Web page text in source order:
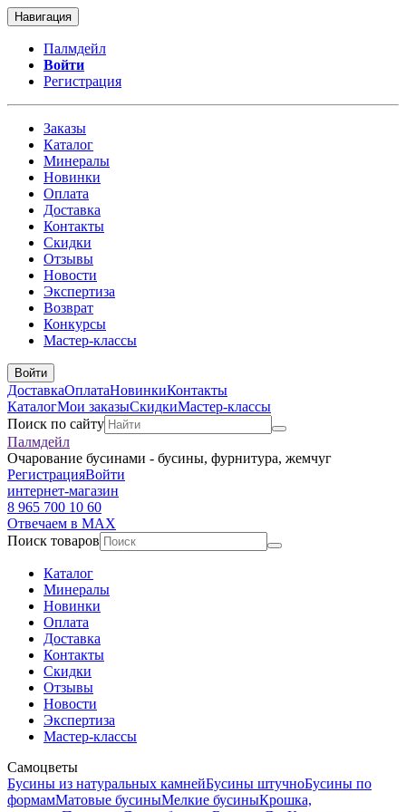
Навигация
Палмдейл
Войти
Регистрация
Заказы
Каталог
Минералы
Новинки
Оплата
Доставка
Контакты
Скидки
Отзывы
Новости
Экспертиза
Возврат
Конкурсы
Мастер-классы
Войти
ДоставкаОплатаНовинкиКонтакты
КаталогМои заказыСкидкиМастер-классы
Поиск по сайту
Палмдейл
Очарование бусинами - бусины, фурнитура, жемчуг
РегистрацияВойти
интернет-магазин
8 965 700 10 60
Отвечаем в MAX
Поиск товаров
Каталог
Минералы
Новинки
Оплата
Доставка
Контакты
Скидки
Отзывы
Новости
Экспертиза
Мастер-классы
Самоцветы
Бусины из натуральных камнейБусины штучноБусины по
формамМатовые бусиныМелкие бусиныКрошка,